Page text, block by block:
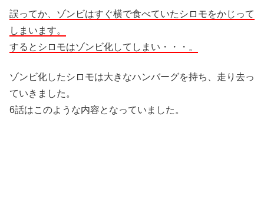
誤ってか、ゾンビはすぐ横で食べていたシロモをかじって
しまいます。
するとシロモはゾンビ化してしまい・・・。
ゾンビ化したシロモは大きなハンバーグを持ち、走り去っ
ていきました。
6話はこのような内容となっていました。